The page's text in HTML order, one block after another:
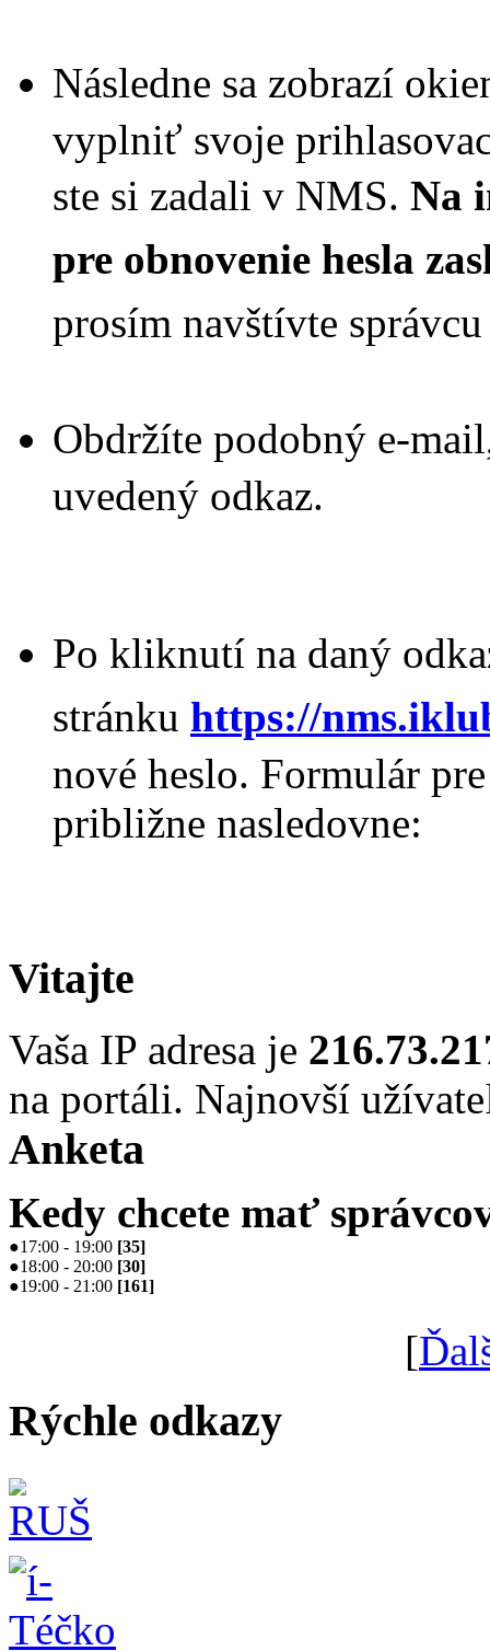
Následne sa zobrazí
vyplniť svoje
ste si zadali v NMS. Na
pre obnovenie hesla
prosím navštívte správcu
Obdržíte podobný e-
uvedený odkaz.
Po kliknutí na daný
stránku https://
nové heslo. Formulár
približne nasledovne:
Vitajte
Vaša IP adresa je
na portáli. Najnovší
Anketa
Kedy chcete mať
●17:00 - 19:00 [35]
●18:00 - 20:00 [30]
●19:00 - 21:00 [161]
[
Rýchle odkazy